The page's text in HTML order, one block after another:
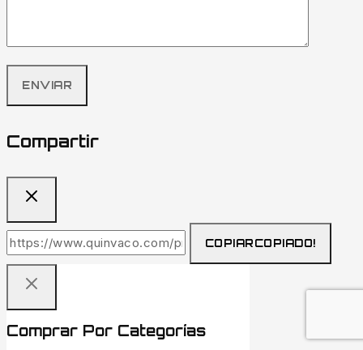
Compartir
COPIARCOPIADO!
Comprar Por Categorías